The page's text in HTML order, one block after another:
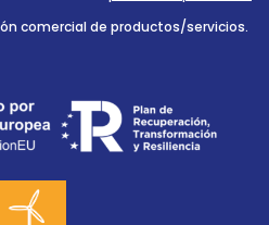
comercial de productos/servicios.